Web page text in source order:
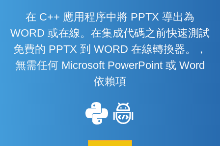
在 C++ 應用程序中將 PPTX 導出為
WORD 或在線。在集成代碼之前快速測試
免費的 PPTX 到 WORD 在線轉換器。，
無需任何 Microsoft PowerPoint 或 Word
依賴項